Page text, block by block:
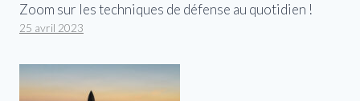
Zoom sur les techniques de défense au quotidien !
25 avril 2023